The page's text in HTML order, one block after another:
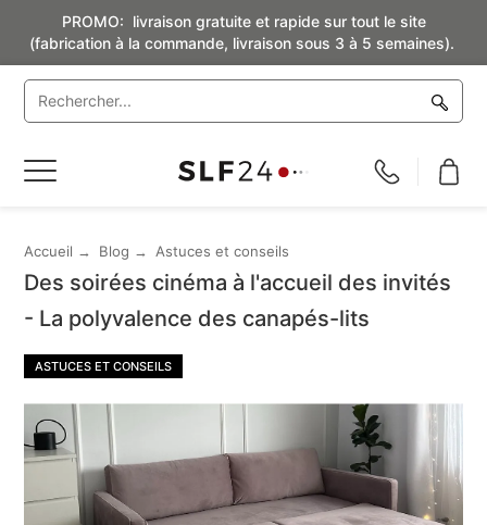
PROMO: livraison gratuite et rapide sur tout le site
(fabrication à la commande, livraison sous 3 à 5 semaines).
Basculer
Accueil Blog Astuces et conseils
Des soirées cinéma à l'accueil des invités
- La polyvalence des canapés-lits
ASTUCES ET CONSEILS